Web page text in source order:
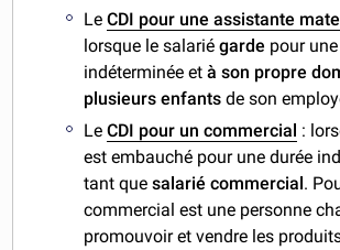
LeCDI pour une assistante
lorsque le salariégarde pour
indéterminée età son propre
plusieurs enfants de son
LeCDI pour un commercial :
est embauché pour une durée
tant quesalarié commercial.
commercial est une personne
promouvoir et vendre les